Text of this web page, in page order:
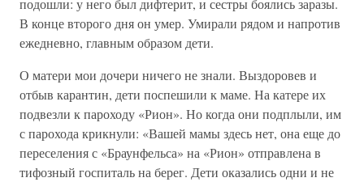
подошли: у него был дифтерит, и сестры боялись заразы.
В конце второго дня он умер. Умирали рядом и напротив
ежедневно, главным образом дети.
О матери мои дочери ничего не знали. Выздоровев и
отбыв карантин, дети поспешили к маме. На катере их
подвезли к пароходу «Рион». Но когда они подплыли, им
с парохода крикнули: «Вашей мамы здесь нет, она еще до
переселения с «Браунфельса» на «Рион» отправлена в
тифозный госпиталь на берег. Дети оказались одни и не